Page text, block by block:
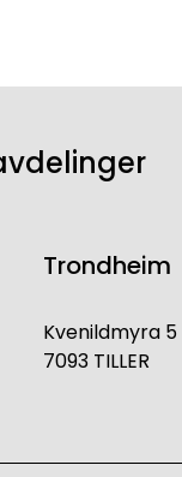
Trondheim
Kvenildmyra 5
7093 TILLER